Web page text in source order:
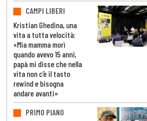
CAMPI LIBERI
Kristian Ghedina, una
vita a tutta velocità:
«Mia mamma morì
quando avevo 15 anni,
papà mi disse che nella
vita non c’è il tasto
rewind e bisogna
andare avanti»
PRIMO PIANO